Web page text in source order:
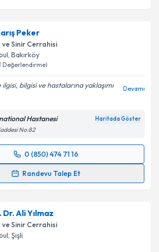
Peker
ve Sinir Cerrahisi
, Bakırköy
Değerlendirme)
bilgisi ve hastalarına yaklaşımı
Devamı
Hastanesi Haritada Göster
No:82
0 (850) 474 71 16
Randevu Talep Et
Takvimi Talebi
e-posta ile bilgilendireceğiz.
Dr. Ali Yılmaz
ve Sinir Cerrahisi
, Şişli